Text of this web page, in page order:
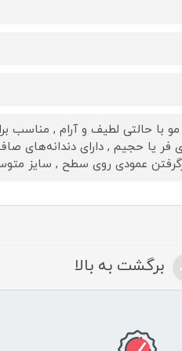
با حالتی لطیف و آرام , مناسب
فر یا حجیم , دارای دندانه‌های
عمودی روی سطح , سایز
برگشت به بالا